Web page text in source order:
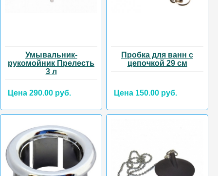
Умывальник-
рукомойник Прелесть
3 л
Цена 290.00 руб.
Пробка для ванн с
цепочкой 29 см
Цена 150.00 руб.